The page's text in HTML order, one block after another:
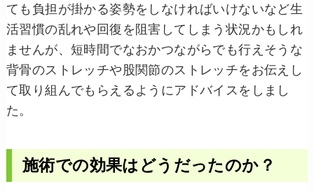
ても負担が掛かる姿勢をしなければいけないなど生
活習慣の乱れや回復を阻害してしまう状況かもしれ
ませんが、短時間でなおかつながらでも行えそうな
背骨のストレッチや股関節のストレッチをお伝えし
て取り組んでもらえるようにアドバイスをしまし
た。
施術での効果はどうだったのか？